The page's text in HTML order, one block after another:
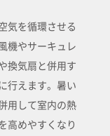
気を循環させる
機やサーキュレ
換気扇と併用す
行えます。暑い
用して室内の熱
高めやすくなり